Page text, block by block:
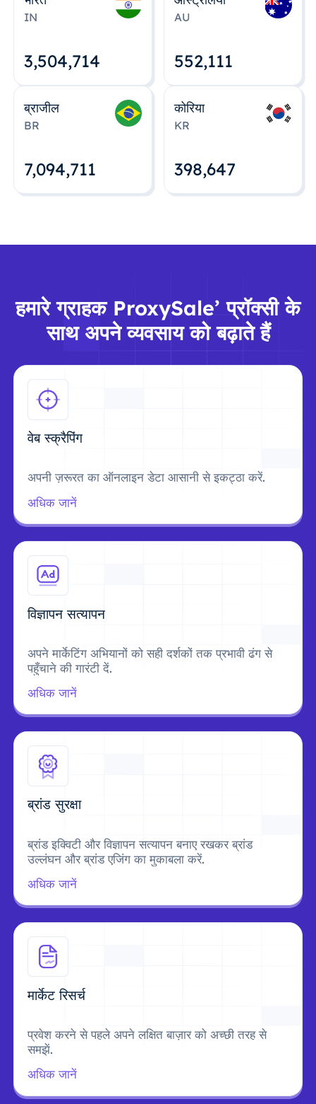
IN
3,504,715
AU
552,112
ब्राजील
BR
7,094,712
कोरिया
KR
398,648
हमारे ग्राहक ProxySale’ प्रॉक्सी के
साथ अपने व्यवसाय को बढ़ाते हैं
वेब स्क्रैपिंग
अपनी ज़रूरत का ऑनलाइन डेटा आसानी से इकट्ठा करें.
अधिक जानें
विज्ञापन सत्यापन
अपने मार्केटिंग अभियानों को सही दर्शकों तक प्रभावी ढंग से
पहुँचाने की गारंटी दें.
अधिक जानें
ब्रांड सुरक्षा
ब्रांड इक्विटी और विज्ञापन सत्यापन बनाए रखकर ब्रांड
उल्लंघन और ब्रांड एजिंग का मुकाबला करें.
अधिक जानें
मार्केट रिसर्च
प्रवेश करने से पहले अपने लक्षित बाज़ार को अच्छी तरह से
समझें.
अधिक जानें